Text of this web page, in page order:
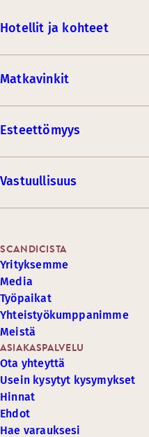
Hotellit ja kohteet
Matkavinkit
Esteettömyys
Vastuullisuus
ASIAKASPALVELU
Ota yhteyttä
Usein kysytyt kysymykset
Hinnat
Ehdot
Hae varauksesi
SCANDICISTA
Yrityksemme
Media
Työpaikat
Yhteistyökumppanimme
Meistä